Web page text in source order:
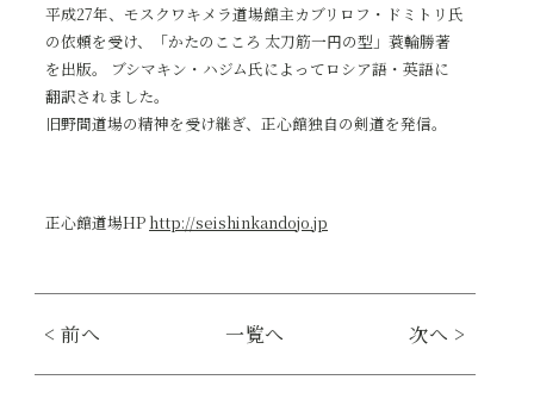
平成27年、モスクワキメラ道場館主カブリロフ・ドミトリ氏
の依頼を受け、「かたのこころ 太刀筋一円の型」蓑輪勝著
を出版。 ブシマキン・ハジム氏によってロシア語・英語に
翻訳されました。
旧野間道場の精神を受け継ぎ、正心館独自の剣道を発信。
正心館道場HP http://seishinkandojo.jp
< 前へ 一覧へ 次へ >